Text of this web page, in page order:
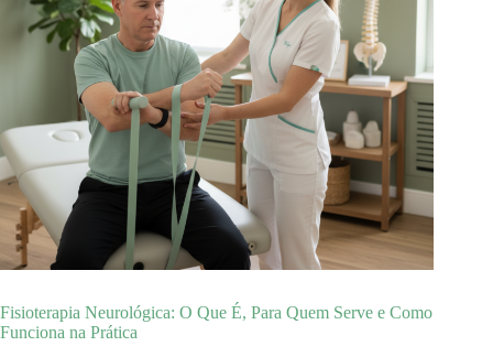
Fisioterapia Neurológica: O Que É, Para Quem Serve e Como
Funciona na Prática